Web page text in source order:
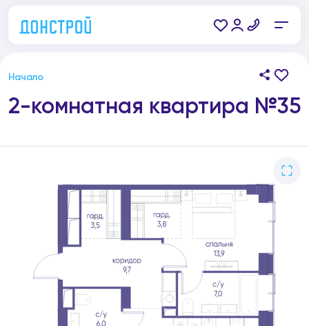
Начало
2-комнатная квартира №35